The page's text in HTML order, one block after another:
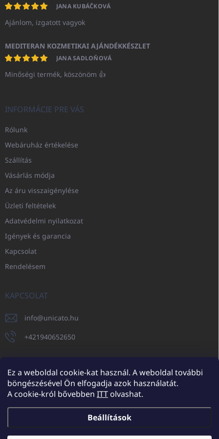
Ez a weboldal cookie-kat használ. A weboldal további
böngészésével Ön elfogadja azok használatát.
A cookie-król bővebben ITTolvashat.
Beállítások
JANA KUBÁČKOVÁ
Ajánlom, izgatott vagyok
MEDITERAN KOZMETIKAI AJÁNDÉKKÉSZLET
JANA SADLOŇOVÁ
Minőségi termék, köszönöm 👍
INFORMÁCIE PRE VÁS
Rólunk
Webáruház értékelése
Szállítás
Vásárlás módja
Az áru visszaigénylése
Üzleti feltételek
Adatvédelmi nyilatkozat
Igények és garancia
Kapcsolat
Rendelésem
KAPCSOLAT
info@unicato.hu
+421940652650
UNICATO.sk UNICATOshop.cz UNICATO.at UNICATO.hu
UNICATOshop.pl UNICATOshop.de
Copyright 2026UNICATO.hu. Minden jog fenntartva.Süti beállítások